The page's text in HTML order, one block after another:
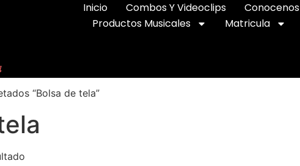
Inicio Combos Y Videoclips Conocenos
Productos Musicales
Matricula
“Bolsa de tela”